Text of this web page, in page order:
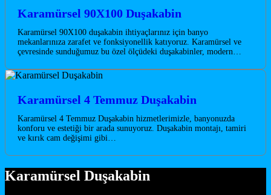
Karamürsel 90X100 Duşakabin
Karamürsel 90X100 duşakabin ihtiyaçlarınız için banyo
mekanlarınıza zarafet ve fonksiyonellik katıyoruz. Karamürsel ve
çevresinde sunduğumuz bu özel ölçüdeki duşakabinler, modern…
Karamürsel 4 Temmuz Duşakabin
Karamürsel 4 Temmuz Duşakabin hizmetlerimizle, banyonuzda
konforu ve estetiği bir arada sunuyoruz. Duşakabin montajı, tamiri
ve kırık cam değişimi gibi…
Karamürsel Duşakabin